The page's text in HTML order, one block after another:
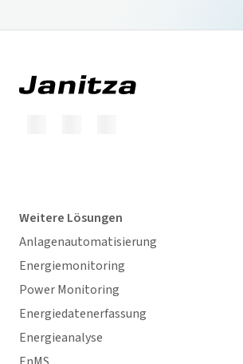
Weitere Lösungen
Anlagenautomatisierung
Energiemonitoring
Power Monitoring
Energiedatenerfassung
Energieanalyse